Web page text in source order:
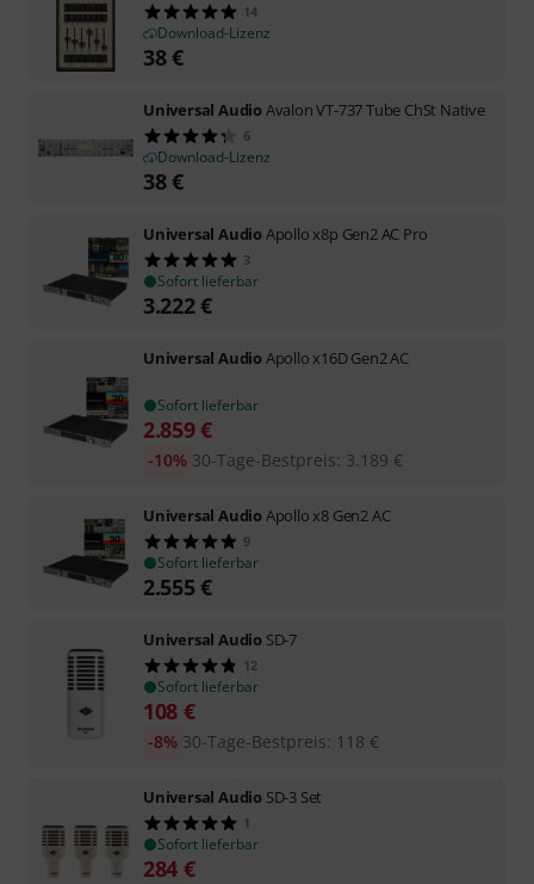
14
Download-Lizenz
38€
Universal AudioAvalon VT-737 Tube ChSt Native
6
Download-Lizenz
38€
Universal AudioApollo x8p Gen2 AC Pro
3
Sofort lieferbar
3.222€
Universal AudioApollo x16D Gen2 AC
Sofort lieferbar
2.859€
30-Tage-Bestpreis: 3.189 €
-10%
Universal AudioApollo x8 Gen2 AC
9
Sofort lieferbar
2.555€
Universal Audio SD-7
12
Sofort lieferbar
108 €
30-Tage-Bestpreis: 118 €
-8%
Universal Audio SD-3 Set
1
Sofort lieferbar
284 €